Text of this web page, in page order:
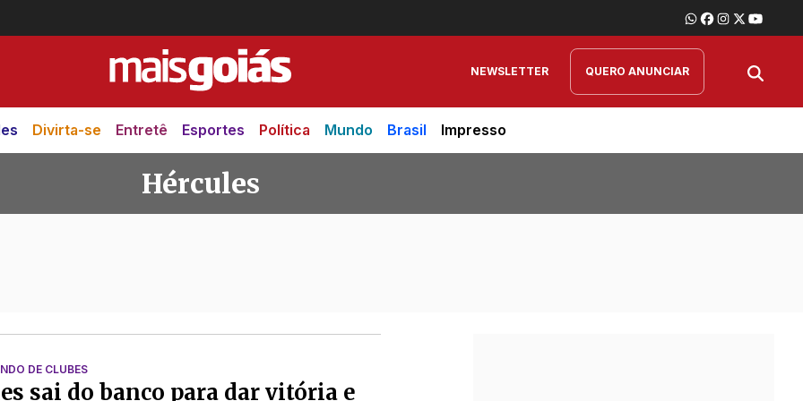
NEWSLETTER QUERO ANUNCIAR
Divirta-se Entretê Esportes Política Mundo Brasil Impresso
Hércules
DE CLUBES
sai do banco para dar vitória e